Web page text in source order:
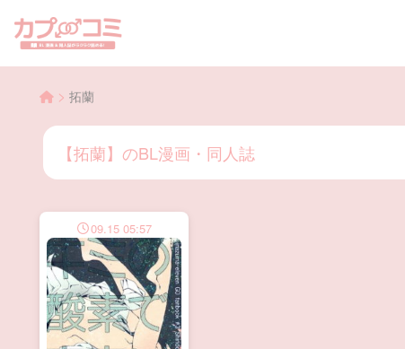
> 拓蘭
【拓蘭】のBL漫画・同人誌
09.15 05:57